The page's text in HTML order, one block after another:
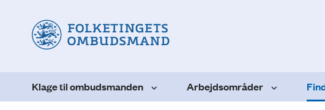
Klage til ombudsmanden Arbejdsområder